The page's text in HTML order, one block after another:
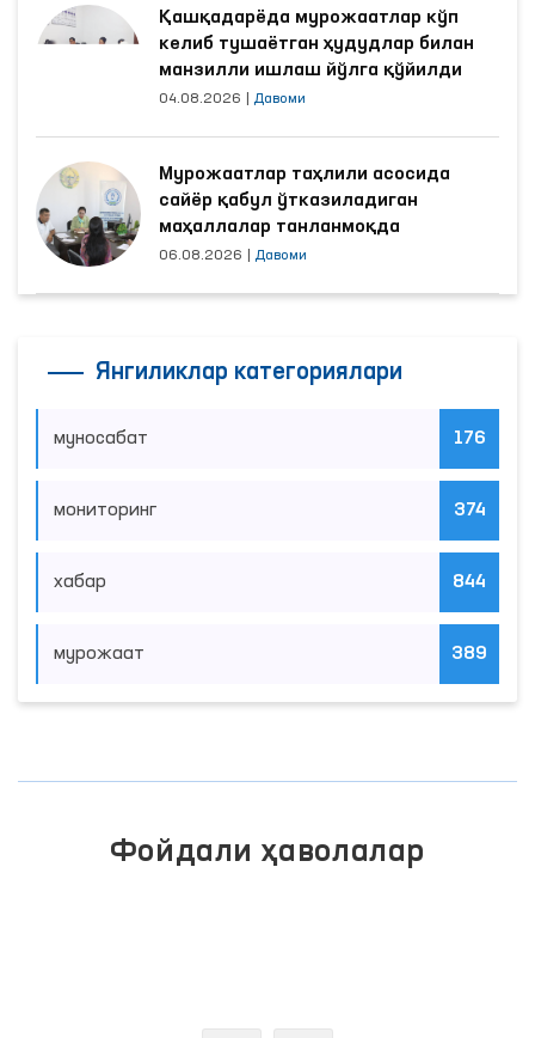
Қашқадарёда мурожаатлар кўп
келиб тушаётган ҳудудлар билан
манзилли ишлаш йўлга қўйилди
04.08.2026 Давоми
Мурожаатлар таҳлили асосида
сайёр қабул ўтказиладиган
маҳаллалар танланмоқда
06.08.2026 Давоми
Янгиликлар категориялари
муносабат 176
мониторинг 374
хабар 844
мурожаат 389
Фойдали ҳаволалар